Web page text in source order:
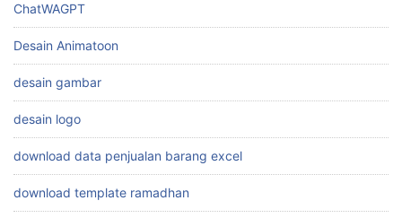
ChatWAGPT
Desain Animatoon
desain gambar
desain logo
download data penjualan barang excel
download template ramadhan